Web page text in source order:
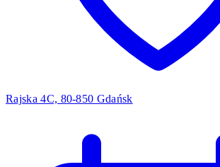
Rajska 4C, 80-850 Gdańsk